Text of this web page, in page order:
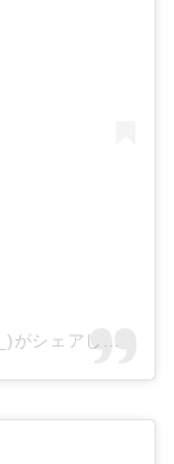
渡邉多緒 12歳 中学一年(@watanabetao_)がシェアした投稿